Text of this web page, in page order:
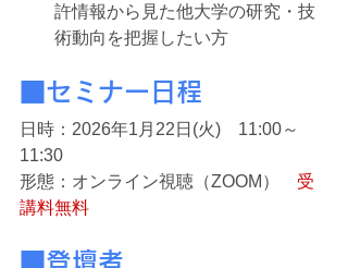
許情報から見た他大学の研究・技
術動向を把握したい方
■セミナー日程
日時：2026年1月22日(火)　11:00～
11:30
形態：オンライン視聴（ZOOM） 受
講料無料
■登壇者